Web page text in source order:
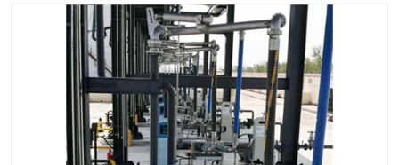
液氨鹤管 液氯鹤管
LNG鹤管 活动梯
平台栈桥 卸车鹤管
装车鹤管 输油臂